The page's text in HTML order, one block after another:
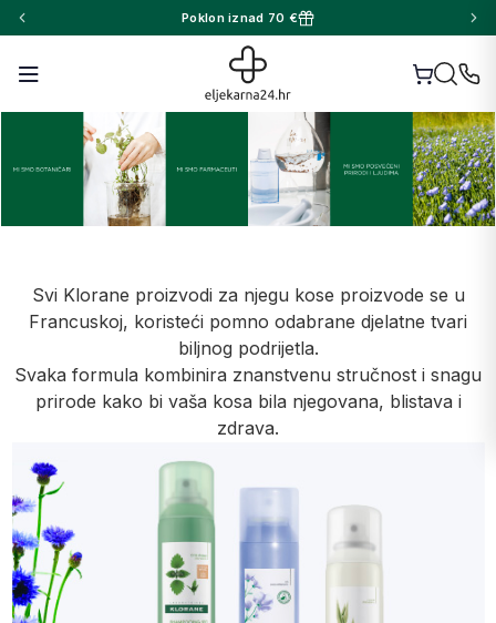
Poklon iznad 70 €
Svi Klorane proizvodi za njegu kose proizvode se u
Francuskoj, koristeći pomno odabrane djelatne tvari
biljnog podrijetla.
Svaka formula kombinira znanstvenu stručnost i snagu
prirode kako bi vaša kosa bila njegovana, blistava i
zdrava.